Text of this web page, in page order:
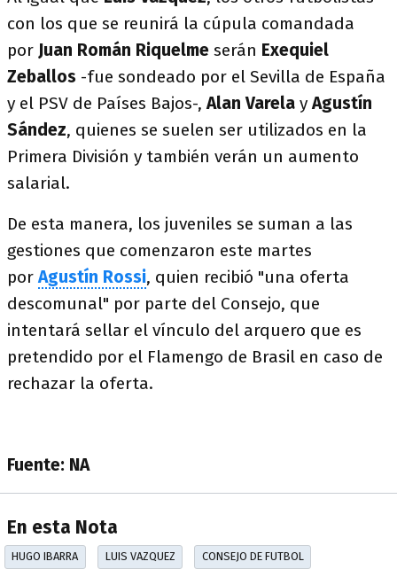
con los que se reunirá la cúpula comandada
por Juan Román Riquelme serán Exequiel
Zeballos -fue sondeado por el Sevilla de España
y el PSV de Países Bajos-,Alan Varela yAgustín
Sández, quienes se suelen ser utilizados en la
Primera División y también verán un aumento
salarial.
De esta manera, los juveniles se suman a las
gestiones que comenzaron este martes
porAgustín Rossi, quien recibió "una oferta
descomunal" por parte del Consejo, que
intentará sellar el vínculo del arquero que es
pretendido por el Flamengo de Brasil en caso de
rechazar la oferta.
Fuente: NA
En esta Nota
HUGO IBARRA LUIS VAZQUEZ CONSEJO DE FUTBOL